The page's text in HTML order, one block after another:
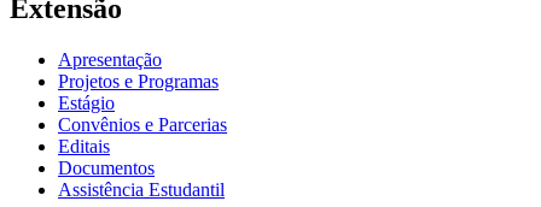
Extensão
Apresentação
Projetos e Programas
Estágio
Convênios e Parcerias
Editais
Documentos
Assistência Estudantil